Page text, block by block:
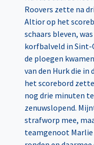
Roovers zette na
Altior op het
schaars bleven,
korfbalveld in Sint-
de ploegen
van den Hurk die in
het scorebord
nog drie minuten
zenuwslopend.
strafworp mee,
teamgenoot